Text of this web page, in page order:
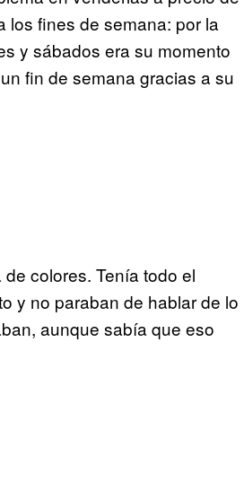
los fines de semana: por la
y sábados era su momento
fin de semana gracias a su
colores. Tenía todo el
y no paraban de hablar de lo
aunque sabía que eso